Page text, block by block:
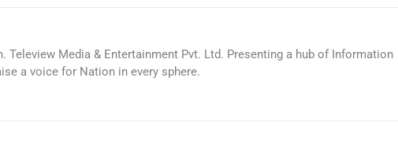
Teleview Media & Entertainment Pvt. Ltd. Presenting a hub of Information
a voice for Nation in every sphere.